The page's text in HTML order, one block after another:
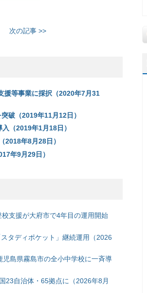
次の記事 >>
援等事業に採択（2020年7月31
破（2019年11月12日）
（2019年1月18日）
2018年8月28日）
年9月29日）
支援が大府市で4年目の運用開始
タディポケット」継続運用（2026
島県霧島市の全小中学校に一斉導
23自治体・65拠点に（2026年8月